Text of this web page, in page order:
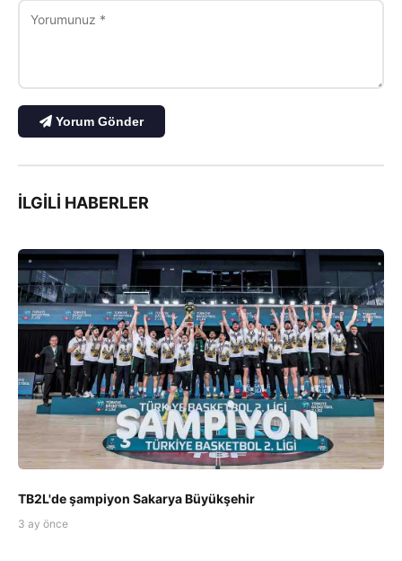
Yorum Gönder
İLGILI HABERLER
TB2L'de şampiyon Sakarya Büyükşehir
3 ay önce